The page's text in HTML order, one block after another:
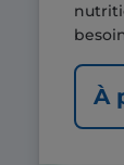
À